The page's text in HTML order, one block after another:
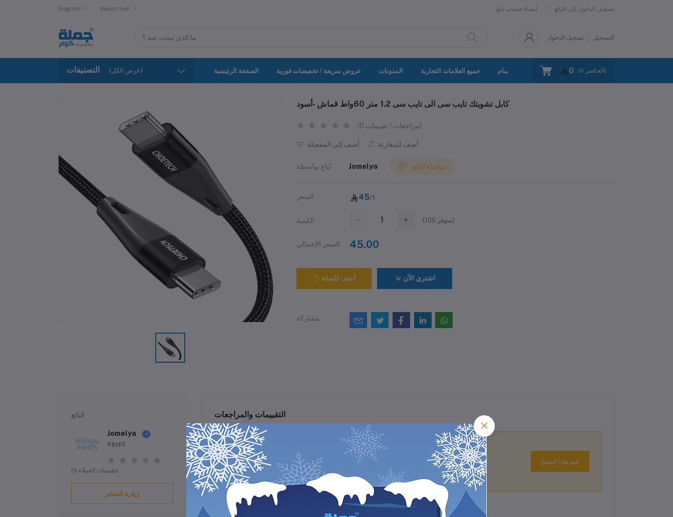
English Saudi riyal انشاء حساب بائع تسجيل الدخول إلى البائع
تسجيل الدخول التسجيل
التصنيفات (عرض الكل) الصفحة الرئيسية عروض سريعة / تخفيضات فورية المدونات جميع العلامات التجارية جميع الأقسام اتصل بنا سياسة الخصوصية 0 (0 العناصر)
كابل تشويتك تايب سى الى تايب سى 1.2 متر 60واط قماش -أسود
(0 مراجعات / تقييمات)
أضف إلى المفضلة أضف للمقارنة
يُباع بواسطة Jomelya مراسلة البائع
السعر 45/1
الكمية (100 متوفر)
السعر الإجمالي 45.00
أضف للسلة اشتري الآن
مشاركة
البائع
Jomelya
egypt
(0 تقييمات العملاء)
زيارة المتجر
التقييمات والمراجعات
0 من أصل 5.0 قيم هذا المنتج